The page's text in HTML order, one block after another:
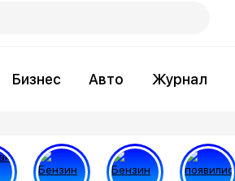
Бизнес Авто Журнал